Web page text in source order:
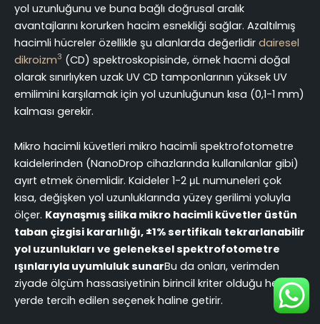
yol uzunluğunu ve buna bağlı doğrusal aralık
avantajlarını korurken hacim esnekliği sağlar. Azaltılmış
hacimli hücreler özellikle şu alanlarda değerlidir dairesel
dikroizm3 (CD) spektroskopisinde, örnek hacmi doğal
olarak sınırlıyken uzak UV CD tamponlarının yüksek UV
emilimini karşılamak için yol uzunluğunun kısa (0,1-1 mm)
kalması gerekir.
Mikro hacimli küvetleri mikro hacimli spektrofotometre
kaidelerinden (NanoDrop cihazlarında kullanılanlar gibi)
ayırt etmek önemlidir. Kaideler 1-2 μL numuneleri çok
kısa, değişken yol uzunluklarında yüzey gerilimi yoluyla
ölçer. Kaynaşmış silika mikro hacimli küvetler üstün
taban çizgisi kararlılığı, ±1% sertifikalı tekrarlanabilir
yol uzunlukları ve geleneksel spektrofotometre
ışınlarıyla uyumluluk sunarBu da onları, verimden
ziyade ölçüm hassasiyetinin birincil kriter olduğu her
yerde tercih edilen seçenek haline getirir.